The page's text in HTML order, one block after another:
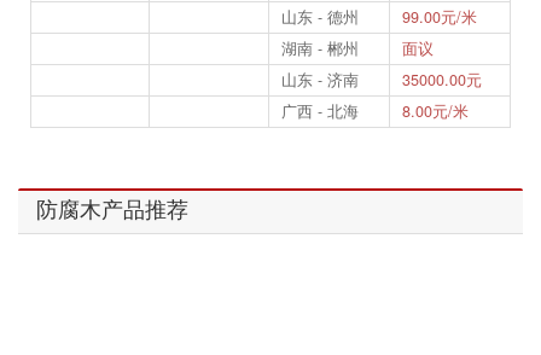
山东 - 德州
99.00元/米
湖南 - 郴州
面议
山东 - 济南
35000.00元
广西 - 北海
8.00元/米
防腐木产品推荐